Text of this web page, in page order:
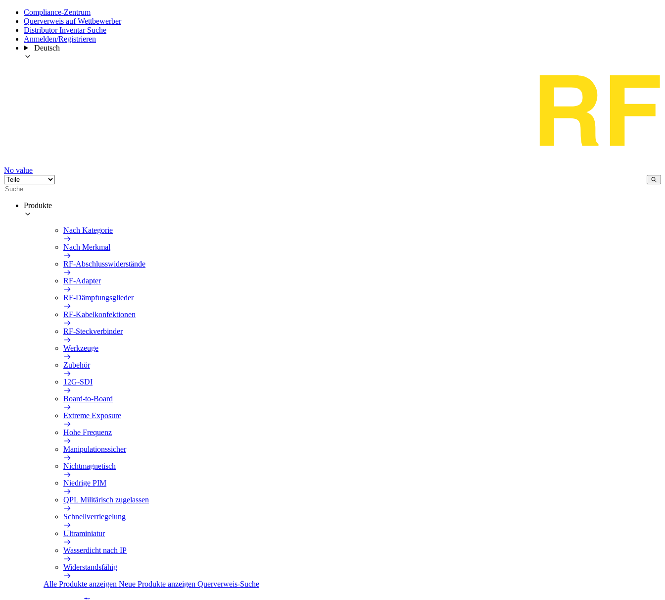
Compliance-Zentrum
Querverweis auf Wettbewerber
Distributor Inventar Suche
Anmelden/Registrieren
Deutsch
No value
Produkte
Nach Kategorie
Nach Merkmal
RF-Abschlusswiderstände
RF-Adapter
RF-Dämpfungsglieder
RF-Kabelkonfektionen
RF-Steckverbinder
Werkzeuge
Zubehör
12G-SDI
Board-to-Board
Extreme Exposure
Hohe Frequenz
Manipulationssicher
Nichtmagnetisch
Niedrige PIM
QPL Militärisch zugelassen
Schnellverriegelung
Ultraminiatur
Wasserdicht nach IP
Widerstandsfähig
Alle Produkte anzeigen Neue Produkte anzeigen Querverweis-Suche